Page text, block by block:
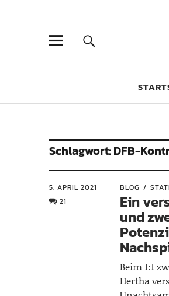
Schlagwort:DFB-
5. APRIL 2021
21
BLOG
Ein
und
Beim 1:1
Hertha